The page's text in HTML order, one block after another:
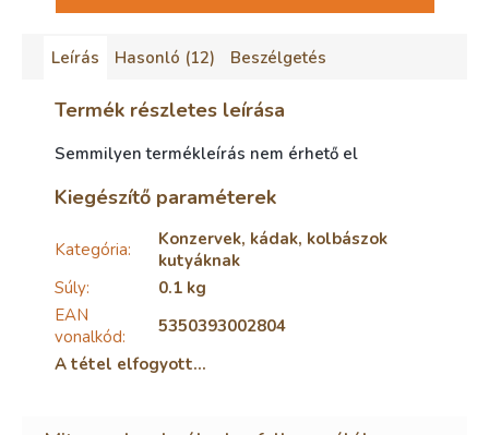
Leírás Hasonló (12) Beszélgetés
Termék részletes leírása
Semmilyen termékleírás nem érhető el
Kiegészítő paraméterek
Kategória:
Konzervek, kádak, kolbászok
kutyáknak
Súly:
0.1 kg
EAN
vonalkód:
5350393002804
A tétel elfogyott…